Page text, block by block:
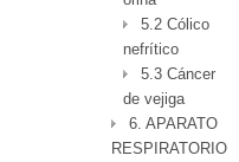
5.2 Cólico
nefrítico
5.3 Cáncer
de vejiga
6. APARATO
RESPIRATORIO